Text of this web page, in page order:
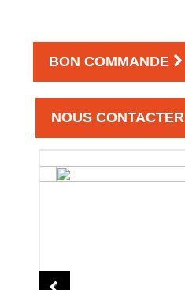
BON COMMANDE
NOUS CONTACTER